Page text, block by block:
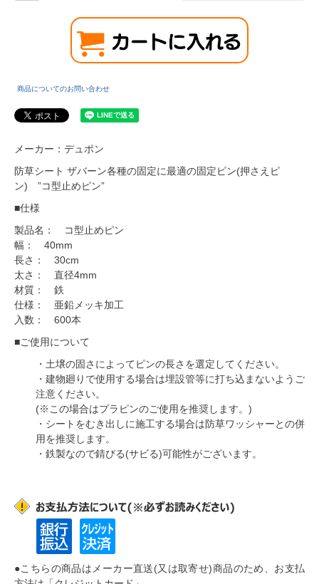
商品についてのお問い合わせ
メーカー：デュポン
防草シート ザバーン各種の固定に最適の固定ピン(押さえピ
ン) ”コ型止めピン”
■仕様
製品名： コ型止めピン
幅： 40mm
長さ： 30cm
太さ： 直径4mm
材質： 鉄
仕様： 亜鉛メッキ加工
入数： 600本
■ご使用について
・土壌の固さによってピンの長さを選定してください。
・建物廻りで使用する場合は埋設管等に打ち込まないようご
注意ください。
(※この場合はプラピンのご使用を推奨します。)
・シートをむき出しに施工する場合は防草ワッシャーとの併
用を推奨します。
・鉄製なので錆びる(サビる)可能性がございます。
●こちらの商品はメーカー直送(又は取寄せ)商品のため、お支払